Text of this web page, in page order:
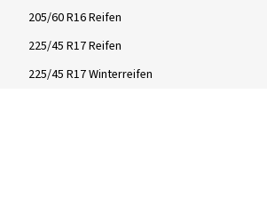
205/60 R16 Reifen
225/45 R17 Reifen
225/45 R17 Winterreifen